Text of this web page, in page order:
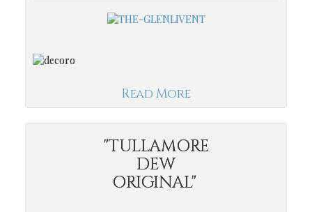
Read More
"TULLAMORE
DEW
ORIGINAL"